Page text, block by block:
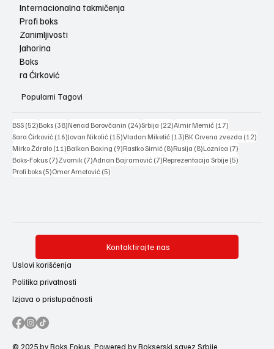
Internacionalna takmičenja
Profi boks
Zanimljivosti
Jahorina
Boks
ra Ćirković
Popularni Tagovi
BSS (52)52 posts
Boks (38)38 posts
Nenad Borovčanin (24)24 posts
Srbija (22)22 posts
Almir Memić (17)
Sara Ćirković (16)16 posts
Jovan Nikolić (15)15 posts
Vladan Miketić (13)13 posts
BK Crvena zvezda (12)
Mirko Ždralo (11)11 posts
Balkan Boxing (9)9 posts
Rastko Simić (8)8 posts
Rusija (8)8 posts
Loznica (7)
Boks-Fokus (7)7 posts
Zvornik (7)7 posts
Adnan Bajramović (7)7 posts
Reprezentacija Srbije (5)
Profi boks (5)5 posts
Omer Ametović (5)
Kontaktirajte nas
Uslovi korišćenja
Politika privatnosti
Izjava o pristupačnosti
© 2025 by Boks Fokus. Powered by Bokserski savez Srbije.